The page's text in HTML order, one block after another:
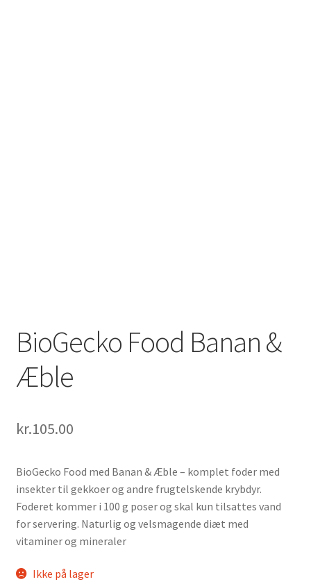
BioGecko Food Banan &
Æble
kr.105.00
BioGecko Food med Banan & Æble – komplet foder med
insekter til gekkoer og andre frugtelskende krybdyr.
Foderet kommer i 100 g poser og skal kun tilsattes vand
for servering. Naturlig og velsmagende diæt med
vitaminer og mineraler
Ikke på lager